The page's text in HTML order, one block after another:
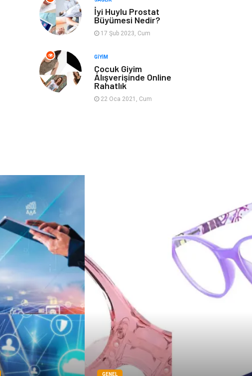
Sigorta Spor Malzemeleri
Bebek Giyim İnternet
Kına Gecesi
Restaurant Gayrimenkul
İyi Huylu Prostat
Büyümesi Nedir?
17 Şub 2023, Cum
GIYIM
Çocuk Giyim
Alışverişinde Online
Rahatlık
22 Oca 2021, Cum
GENEL